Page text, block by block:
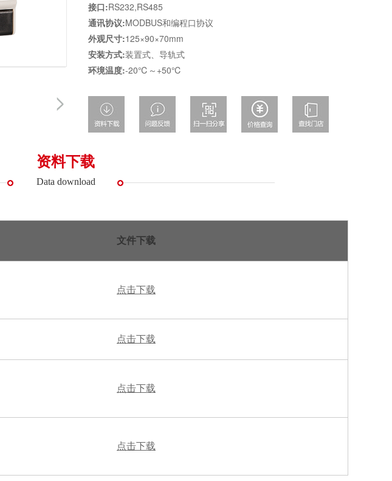
接口:RS232,RS485
通讯协议:MODBUS和编程口协议
外观尺寸:125×90×70mm
安装方式:装置式、导轨式
环境温度:-20℃～+50℃
资料下载
Data download
文件下载
点击下载
点击下载
点击下载
点击下载